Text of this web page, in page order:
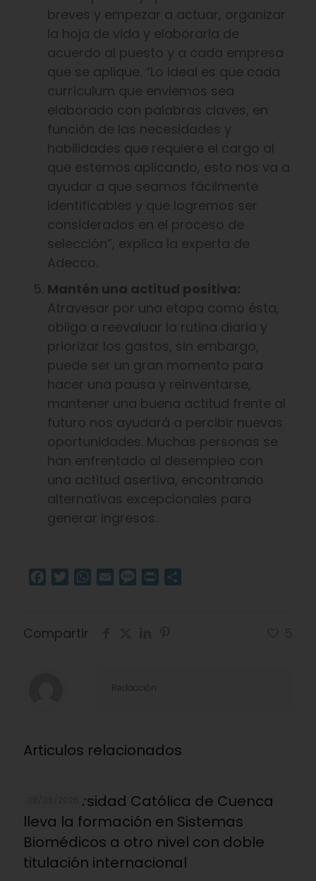
breves y empezar a actuar, organizar
la hoja de vida y elaborarla de
acuerdo al puesto y a cada empresa
que se aplique. “Lo ideal es que cada
currículum que enviemos sea
elaborado con palabras claves, en
función de las necesidades y
habilidades que requiere el cargo al
que estemos aplicando, esto nos va a
ayudar a que seamos fácilmente
identificables y que logremos ser
considerados en el proceso de
selección”, explica la experta de
Adecco.
Mantén una actitud positiva:
Atravesar por una etapa como ésta,
obliga a reevaluar la rutina diaria y
priorizar los gastos, sin embargo,
puede ser un gran momento para
hacer una pausa y reinventarse,
mantener una buena actitud frente al
futuro nos ayudará a percibir nuevas
oportunidades. Muchas personas se
han enfrentado al desempleo con
una actitud asertiva, encontrando
alternativas excepcionales para
generar ingresos.
Facebook
TwitterWhatsApp
Email Message
Print
Compartir
Redacción
Articulos relacionados
La Universidad Católica de Cuenca
lleva la formación en Sistemas
Biomédicos a otro nivel con doble
titulación internacional